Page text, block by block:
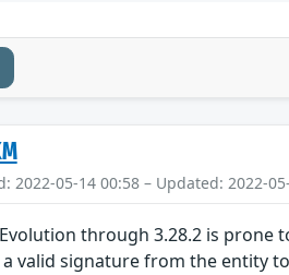
2022-05-14 00:58 – Updated: 2022-
through 3.28.2 is
valid signature from the entity